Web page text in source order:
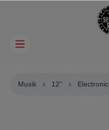
Musik 12'' Electronic